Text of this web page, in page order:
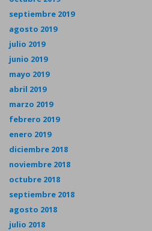
septiembre 2019
agosto 2019
julio 2019
junio 2019
mayo 2019
abril 2019
marzo 2019
febrero 2019
enero 2019
diciembre 2018
noviembre 2018
octubre 2018
septiembre 2018
agosto 2018
julio 2018